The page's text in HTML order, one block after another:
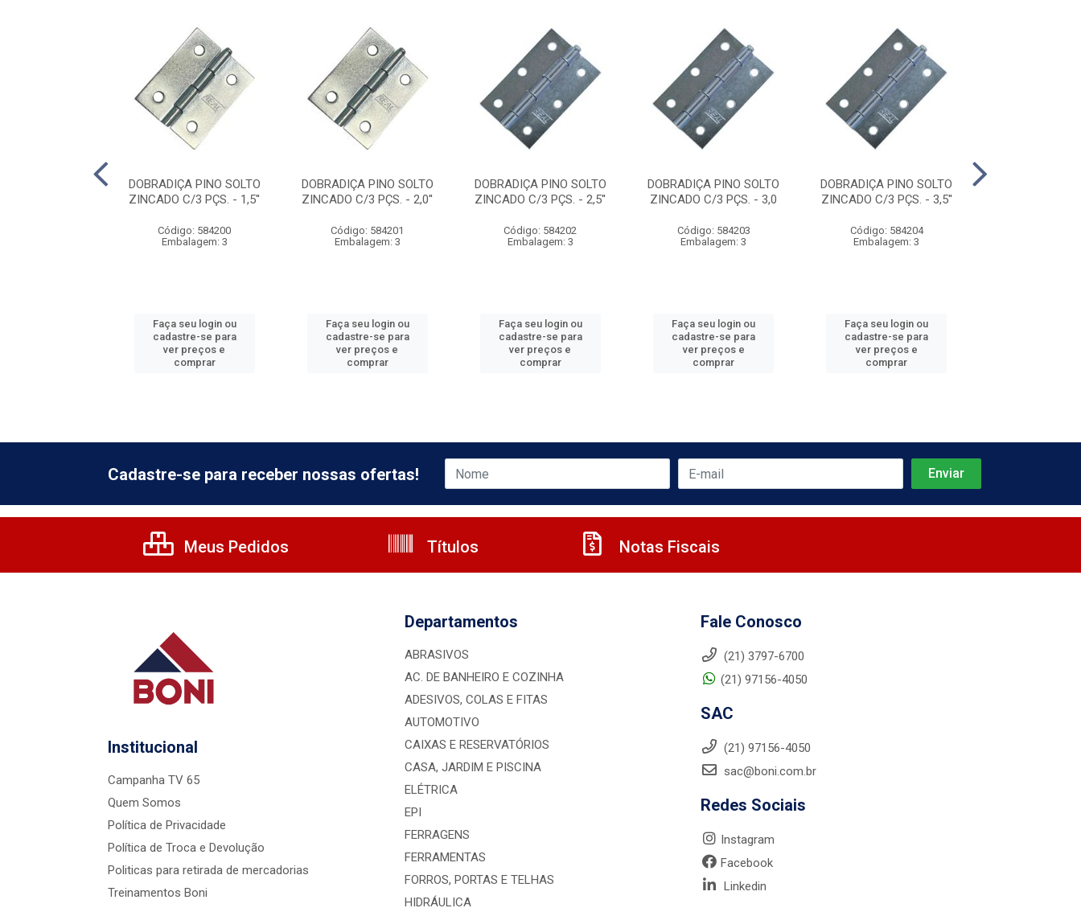
DOBRADIÇA PINO SOLTO
ZINCADO C/3 PÇS. - 1,5''
Código: 584200
Embalagem: 3
Faça seu login ou
cadastre-se para
ver preços e
comprar
DOBRADIÇA PINO SOLTO
ZINCADO C/3 PÇS. - 2,0''
Código: 584201
Embalagem: 3
Faça seu login ou
cadastre-se para
ver preços e
comprar
DOBRADIÇA PINO SOLTO
ZINCADO C/3 PÇS. - 2,5''
Código: 584202
Embalagem: 3
Faça seu login ou
cadastre-se para
ver preços e
comprar
DOBRADIÇA PINO SOLTO
ZINCADO C/3 PÇS. - 3,0
Código: 584203
Embalagem: 3
Faça seu login ou
cadastre-se para
ver preços e
comprar
DOBRADIÇA PINO SOLTO
ZINCADO C/3 PÇS. - 3,5''
Código: 584204
Embalagem: 3
Faça seu login ou
cadastre-se para
ver preços e
comprar
Cadastre-se para receber nossas ofertas!
Meus Pedidos Títulos Notas Fiscais
Institucional
Campanha TV 65
Quem Somos
Política de Privacidade
Política de Troca e Devolução
Politicas para retirada de mercadorias
Treinamentos Boni
Departamentos
ABRASIVOS
AC. DE BANHEIRO E COZINHA
ADESIVOS, COLAS E FITAS
AUTOMOTIVO
CAIXAS E RESERVATÓRIOS
CASA, JARDIM E PISCINA
ELÉTRICA
EPI
FERRAGENS
FERRAMENTAS
FORROS, PORTAS E TELHAS
HIDRÁULICA
Fale Conosco
(21) 3797-6700
(21) 97156-4050
SAC
(21) 97156-4050
sac@boni.com.br
Redes Sociais
Instagram
Facebook
Linkedin